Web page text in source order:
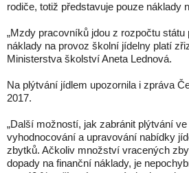
rodiče, totiž představuje pouze náklady
„Mzdy pracovníků jdou z rozpočtu
náklady na provoz školní jídelny platí
Ministerstva školství Aneta Lednová.
Na plýtvání jídlem upozornila i zpráva
2017.
„Další možností, jak zabránit plýtvání
vyhodnocování a upravování nabídky
zbytků. Ačkoliv množství vracených
dopady na finanční náklady, je